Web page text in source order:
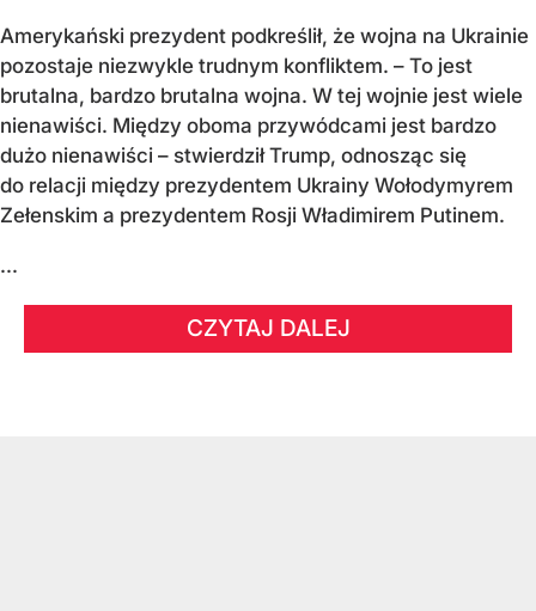
Amerykański prezydent podkreślił, że wojna na Ukrainie
pozostaje niezwykle trudnym konfliktem. – To jest
brutalna, bardzo brutalna wojna. W tej wojnie jest wiele
nienawiści. Między oboma przywódcami jest bardzo
dużo nienawiści – stwierdził Trump, odnosząc się
do relacji między prezydentem Ukrainy Wołodymyrem
Zełenskim a prezydentem Rosji Władimirem Putinem.
...
CZYTAJ DALEJ